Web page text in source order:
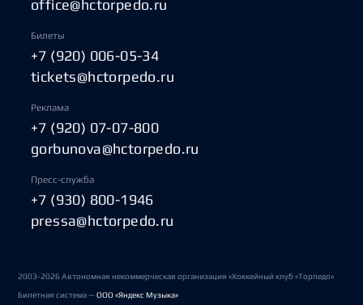
office@hctorpedo.ru
Билеты
+7 (920) 006-05-34
tickets@hctorpedo.ru
Реклама
+7 (920) 07-07-800
gorbunova@hctorpedo.ru
Пресс-служба
+7 (930) 800-1946
pressa@hctorpedo.ru
2003-2026 Автономная некоммерческая организация «Хоккейный клуб «Торпедо»
Билетная система —ООО «Яндекс Музыка»